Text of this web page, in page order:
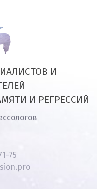
75
И
И РЕГРЕССИЙ